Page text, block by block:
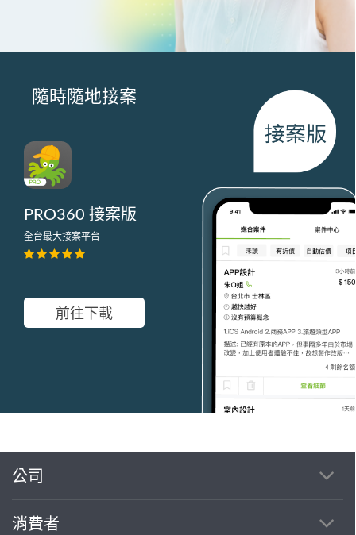
隨時隨地接案
PRO360 接案版
全台最大接案平台
前往下載
公司
消費者
繼續完成